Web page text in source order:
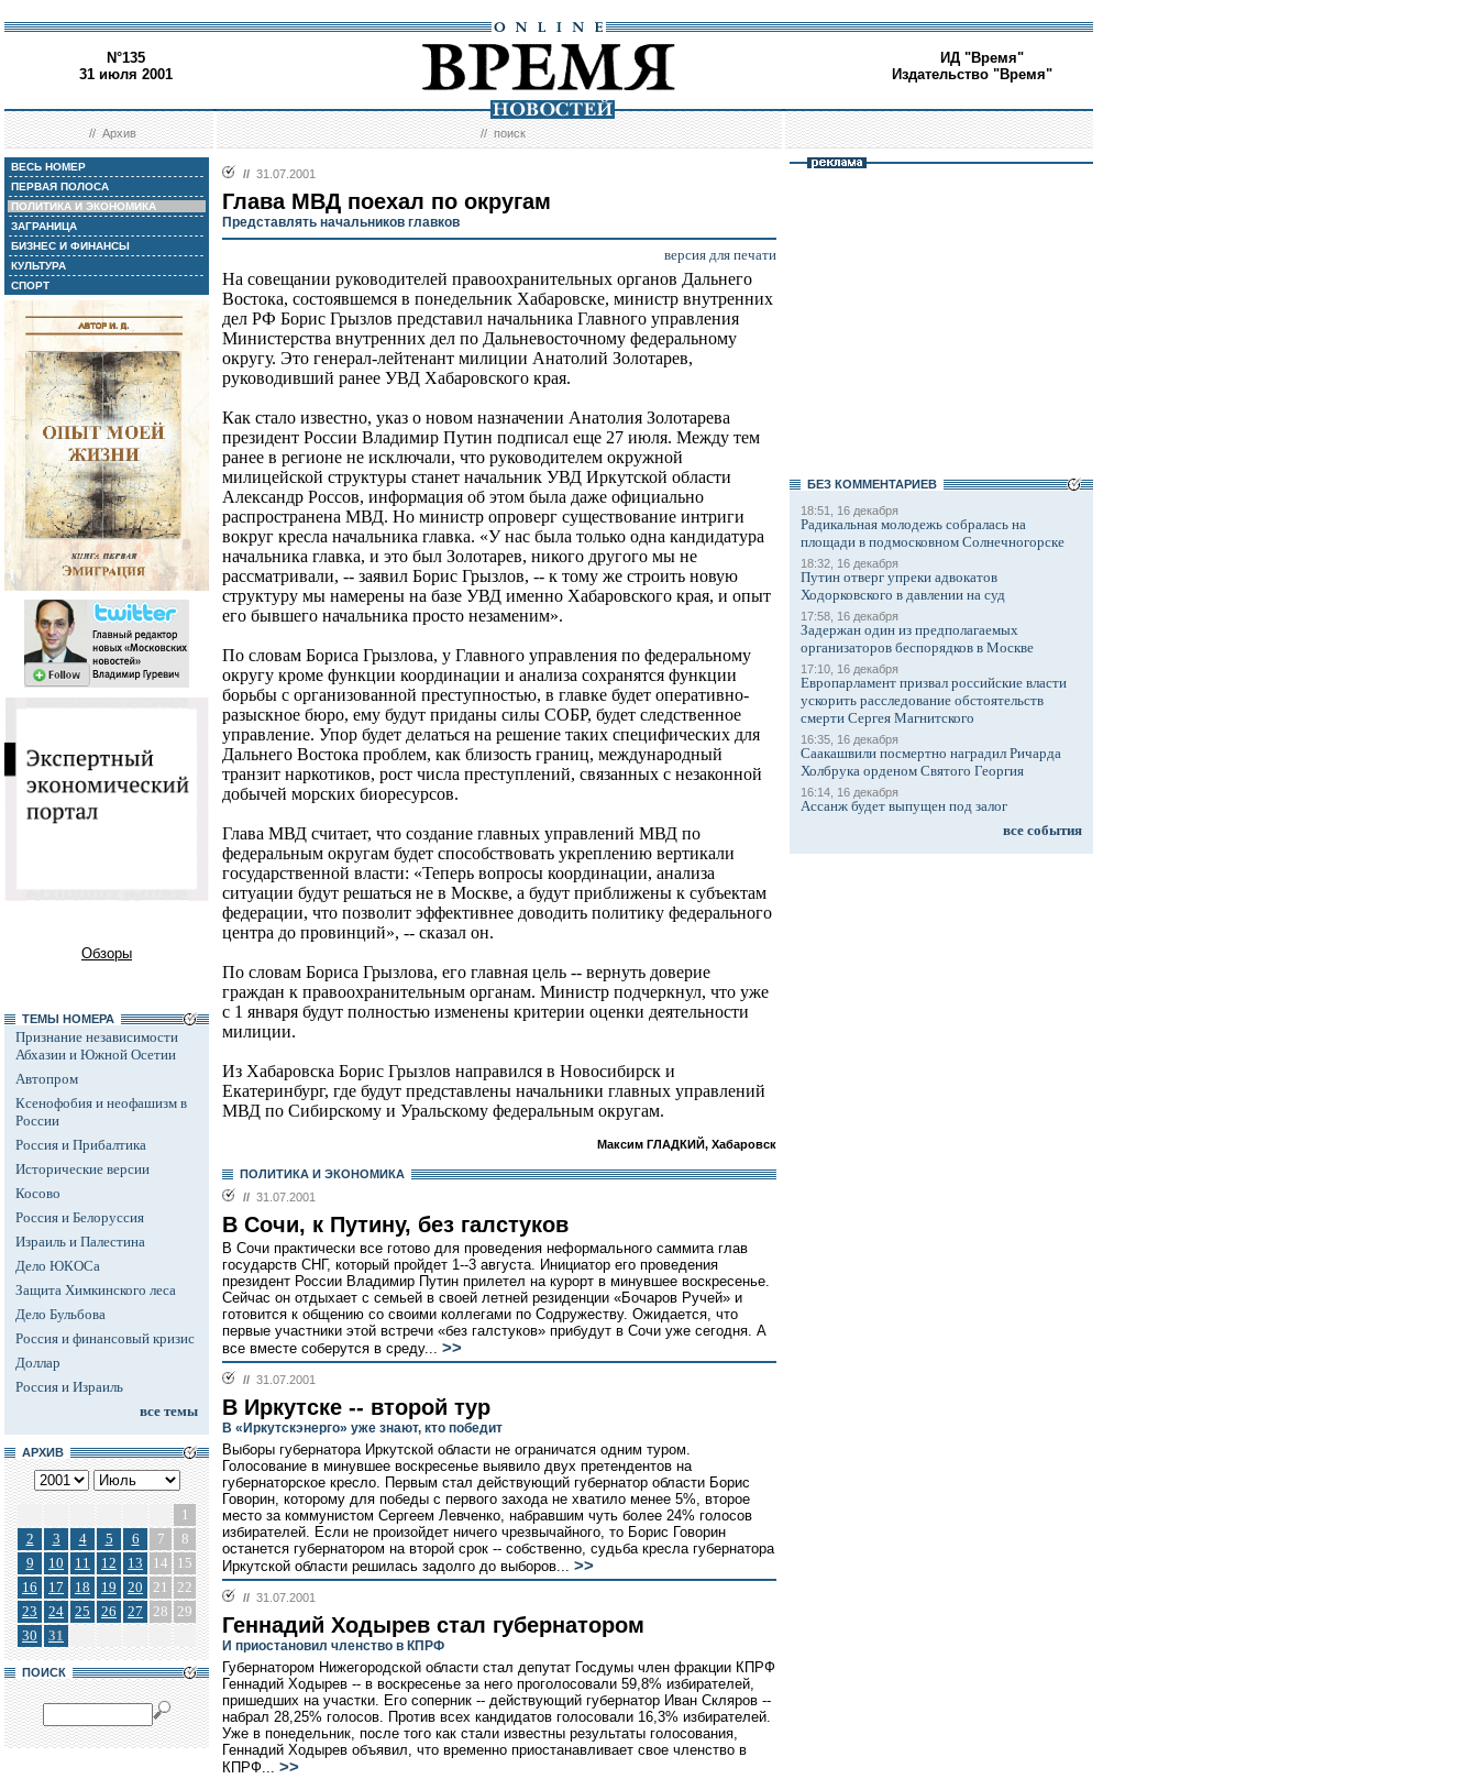
N°135
31 июля 2001
ИД "Время"
Издательство "Время"
//Архив //поиск
ВЕСЬ НОМЕР
ПЕРВАЯ ПОЛОСА
ПОЛИТИКА И ЭКОНОМИКА
ЗАГРАНИЦА
БИЗНЕС И ФИНАНСЫ
КУЛЬТУРА
СПОРТ
Обзоры
ТЕМЫ НОМЕРА
Признание независимости
Абхазии и Южной Осетии
Автопром
Ксенофобия и неофашизм в
России
Россия и Прибалтика
Исторические версии
Косово
Россия и Белоруссия
Израиль и Палестина
Дело ЮКОСа
Защита Химкинского леса
Дело Бульбова
Россия и финансовый кризис
Доллар
Россия и Израиль
все темы
АРХИВ
1
2
3 4 5 6 7
8
9
10 11 12 13 14
15
16
17 18 19 20 21
22
23
24 25 26 27 28 29
30
31
ПОИСК
// 31.07.2001
Глава МВД поехал по округам
Представлять начальников главков
версия для печати
На совещании руководителей правоохранительных органов Дальнего
Востока, состоявшемся в понедельник Хабаровске, министр внутренних
дел РФ Борис Грызлов представил начальника Главного управления
Министерства внутренних дел по Дальневосточному федеральному
округу. Это генерал-лейтенант милиции Анатолий Золотарев,
руководивший ранее УВД Хабаровского края.
Как стало известно, указ о новом назначении Анатолия Золотарева
президент России Владимир Путин подписал еще 27 июля. Между тем
ранее в регионе не исключали, что руководителем окружной
милицейской структуры станет начальник УВД Иркутской области
Александр Россов, информация об этом была даже официально
распространена МВД. Но министр опроверг существование интриги
вокруг кресла начальника главка. «У нас была только одна кандидатура
начальника главка, и это был Золотарев, никого другого мы не
рассматривали, -- заявил Борис Грызлов, -- к тому же строить новую
структуру мы намерены на базе УВД именно Хабаровского края, и опыт
его бывшего начальника просто незаменим».
По словам Бориса Грызлова, у Главного управления по федеральному
округу кроме функции координации и анализа сохранятся функции
борьбы с организованной преступностью, в главке будет оперативно-
разыскное бюро, ему будут приданы силы СОБР, будет следственное
управление. Упор будет делаться на решение таких специфических для
Дальнего Востока проблем, как близость границ, международный
транзит наркотиков, рост числа преступлений, связанных с незаконной
добычей морских биоресурсов.
Глава МВД считает, что создание главных управлений МВД по
федеральным округам будет способствовать укреплению вертикали
государственной власти: «Теперь вопросы координации, анализа
ситуации будут решаться не в Москве, а будут приближены к субъектам
федерации, что позволит эффективнее доводить политику федерального
центра до провинций», -- сказал он.
По словам Бориса Грызлова, его главная цель -- вернуть доверие
граждан к правоохранительным органам. Министр подчеркнул, что уже
с 1 января будут полностью изменены критерии оценки деятельности
милиции.
Из Хабаровска Борис Грызлов направился в Новосибирск и
Екатеринбург, где будут представлены начальники главных управлений
МВД по Сибирскому и Уральскому федеральным округам.
Максим ГЛАДКИЙ, Хабаровск
ПОЛИТИКА И ЭКОНОМИКА
// 31.07.2001
В Сочи, к Путину, без галстуков
В Сочи практически все готово для проведения неформального саммита глав
государств СНГ, который пройдет 1--3 августа. Инициатор его проведения
президент России Владимир Путин прилетел на курорт в минувшее воскресенье.
Сейчас он отдыхает с семьей в своей летней резиденции «Бочаров Ручей» и
готовится к общению со своими коллегами по Содружеству. Ожидается, что
первые участники этой встречи «без галстуков» прибудут в Сочи уже сегодня. А
все вместе соберутся в среду... >>
// 31.07.2001
В Иркутске -- второй тур
В «Иркутскэнерго» уже знают, кто победит
Выборы губернатора Иркутской области не ограничатся одним туром.
Голосование в минувшее воскресенье выявило двух претендентов на
губернаторское кресло. Первым стал действующий губернатор области Борис
Говорин, которому для победы с первого захода не хватило менее 5%, второе
место за коммунистом Сергеем Левченко, набравшим чуть более 24% голосов
избирателей. Если не произойдет ничего чрезвычайного, то Борис Говорин
останется губернатором на второй срок -- собственно, судьба кресла губернатора
Иркутской области решилась задолго до выборов... >>
// 31.07.2001
Геннадий Ходырев стал губернатором
И приостановил членство в КПРФ
Губернатором Нижегородской области стал депутат Госдумы член фракции КПРФ
Геннадий Ходырев -- в воскресенье за него проголосовали 59,8% избирателей,
пришедших на участки. Его соперник -- действующий губернатор Иван Скляров --
набрал 28,25% голосов. Против всех кандидатов голосовали 16,3% избирателей.
Уже в понедельник, после того как стали известны результаты голосования,
Геннадий Ходырев объявил, что временно приостанавливает свое членство в
КПРФ... >>
БЕЗ КОМMЕНТАРИЕВ
18:51, 16 декабря
Радикальная молодежь собралась на
площади в подмосковном Солнечногорске
18:32, 16 декабря
Путин отверг упреки адвокатов
Ходорковского в давлении на суд
17:58, 16 декабря
Задержан один из предполагаемых
организаторов беспорядков в Москве
17:10, 16 декабря
Европарламент призвал российские власти
ускорить расследование обстоятельств
смерти Сергея Магнитского
16:35, 16 декабря
Саакашвили посмертно наградил Ричарда
Холбрука орденом Святого Георгия
16:14, 16 декабря
Ассанж будет выпущен под залог
все события